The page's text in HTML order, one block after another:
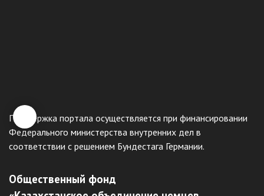
Поддержка портала осуществляется при финансировании
Федерального министерства внутренних дел в
соответствии с решением Бундестага Германии.
Общественный фонд